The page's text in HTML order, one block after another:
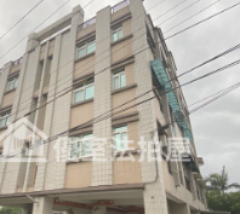
備註
一、上開不動產４宗
賣，請投標人分別出
二、拍賣最低價額
幣：６,０３５,００
出價最先者得標。